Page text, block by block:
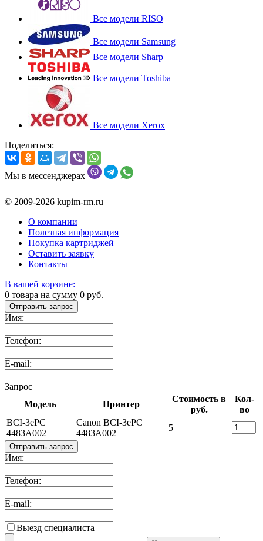
Все модели RISO
Все модели Samsung
Все модели Sharp
Все модели Toshiba
Все модели Xerox
Поделиться:
Мы в мессенджерах
© 2009-2026 kupim-rm.ru
О компании
Полезная информация
Покупка картриджей
Оставить заявку
Контакты
В вашей корзине:
0 товара на сумму 0 руб.
Отправить запрос
Имя:
Телефон:
E-mail:
Запрос
Модель
Принтер
Стоимость в
руб.
Кол-
во
BCI-3ePC
4483A002
Canon BCI-3ePC
4483A002
5
Отправить запрос
Имя:
Телефон:
E-mail:
Выезд специалиста